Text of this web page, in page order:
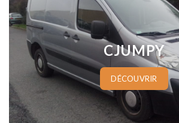
CJUMPY
DÉCOUVRIR